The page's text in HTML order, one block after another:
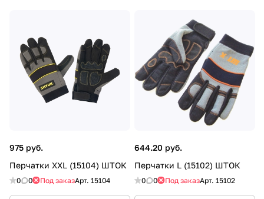
975 руб.
Перчатки XXL (15104) ШТОК
0 0 Под заказАрт. 15104
644.20 руб.
Перчатки L (15102) ШТОК
0 0 Под заказАрт. 15102